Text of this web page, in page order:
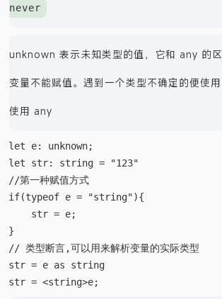
never
unknown 表示未知类型的值，它和 any 的
变量不能赋值。遇到一个类型不确定的便使
使用 any
let e: unknown;
let str: string = "123"
//第一种赋值方式
if(typeof e = "string"){
    str = e;
}
// 类型断言,可以用来解析变量的实际类型
str = e as string